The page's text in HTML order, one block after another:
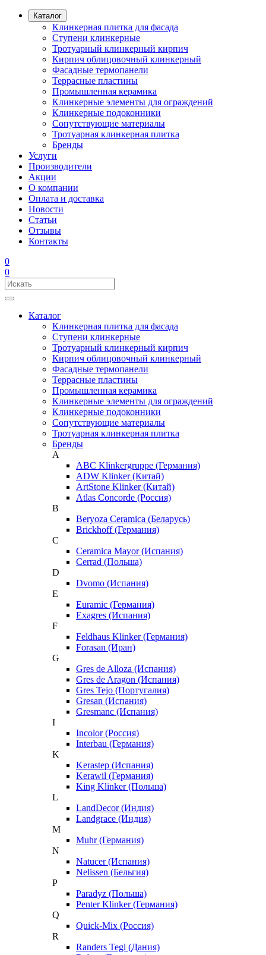
Каталог
Клинкерная плитка для фасада
Ступени клинкерные
Тротуарный клинкерный кирпич
Кирпич облицовочный клинкерный
Фасадные термопанели
Террасные пластины
Промышленная керамика
Клинкерные элементы для ограждений
Клинкерные подоконники
Сопутствующие материалы
Тротуарная клинкерная плитка
Бренды
Услуги
Производители
Акции
О компании
Оплата и доставка
Новости
Статьи
Отзывы
Контакты
0
0
Каталог
Клинкерная плитка для фасада
Ступени клинкерные
Тротуарный клинкерный кирпич
Кирпич облицовочный клинкерный
Фасадные термопанели
Террасные пластины
Промышленная керамика
Клинкерные элементы для ограждений
Клинкерные подоконники
Сопутствующие материалы
Тротуарная клинкерная плитка
Бренды
A
ABC Klinkergruppe (Германия)
ADW Klinker (Китай)
ArtStone Klinker (Китай)
Atlas Concorde (Россия)
B
Beryoza Ceramica (Беларусь)
Brickhoff (Германия)
C
Ceramica Mayor (Испания)
Cerrad (Польша)
D
Dvomo (Испания)
E
Euramic (Германия)
Exagres (Испания)
F
Feldhaus Klinker (Германия)
Forasan (Иран)
G
Gres de Alloza (Испания)
Gres de Aragon (Испания)
Gres Tejo (Португалия)
Gresan (Испания)
Gresmanc (Испания)
I
Incolor (Россия)
Interbau (Германия)
K
Kerastep (Испания)
Kerawil (Германия)
King Klinker (Польша)
L
LandDecor (Индия)
Landgrace (Индия)
M
Muhr (Германия)
N
Natucer (Испания)
Nelissen (Бельгия)
P
Paradyz (Польша)
Penter Klinker (Германия)
Q
Quick-Mix (Россия)
R
Randers Tegl (Дания)